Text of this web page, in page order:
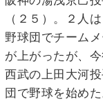
（２５）。２人
野球団でチーム
が上がったが、
西武の上田大河
団で野球を始めた